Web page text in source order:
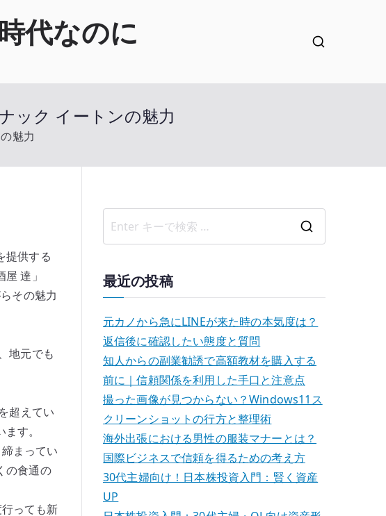
代なのに
ック イートンの魅力
魅力
提供する
達」
その魅力
地元でも
超えてい
す。
まってい
の食通の
っても新
果
最近の投稿
元カノから急にLINEが来た時の本気度は？
返信後に確認したい態度と質問
知人からの副業勧誘で高額教材を購入する
前に｜信頼関係を利用した手口と注意点
撮った画像が見つからない？Windows11ス
クリーンショットの行方と整理術
海外出張における男性の服装マナーとは？
国際ビジネスで信頼を得るための考え方
30代主婦向け！日本株投資入門：賢く資産
UP